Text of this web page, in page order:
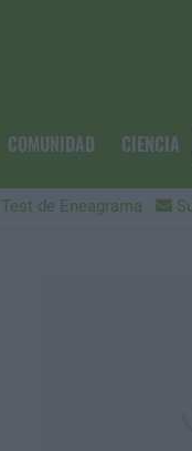
COMUNIDAD CIENCIA
Test de Eneagrama